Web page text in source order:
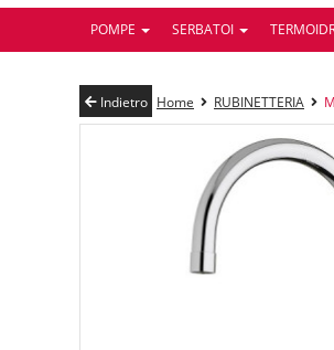
POMPE SERBATOI
Indietro Home RUBINETTERIA